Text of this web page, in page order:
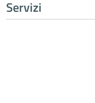
Servizi